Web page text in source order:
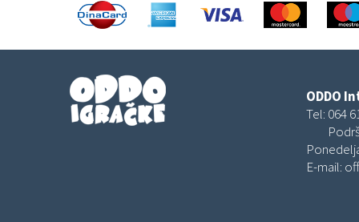
ODDO
Tel: 064
E-mail: